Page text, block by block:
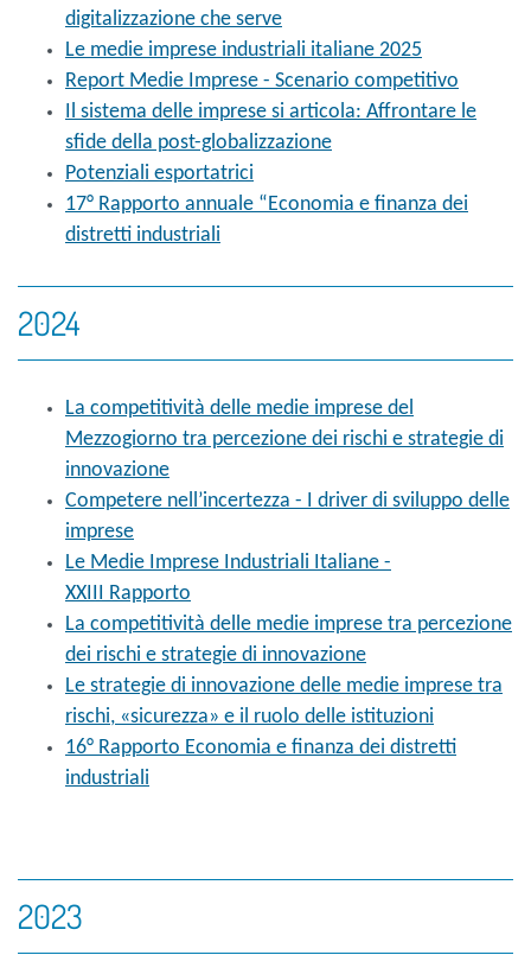
digitalizzazione che serve
Le medie imprese industriali italiane 2025
Report Medie Imprese - Scenario competitivo
Il sistema delle imprese si articola: Affrontare le
sfide della post-globalizzazione
Potenziali esportatrici
17° Rapporto annuale “Economia e finanza dei
distretti industriali
2024
La competitività delle medie imprese del
Mezzogiorno tra percezione dei rischi e strategie di
innovazione
Competere nell’incertezza - I driver di sviluppo delle
imprese
Le Medie Imprese Industriali Italiane -
XXIII Rapporto
La competitività delle medie imprese tra percezione
dei rischi e strategie di innovazione
Le strategie di innovazione delle medie imprese tra
rischi, «sicurezza» e il ruolo delle istituzioni
16° Rapporto Economia e finanza dei distretti
industriali
2023